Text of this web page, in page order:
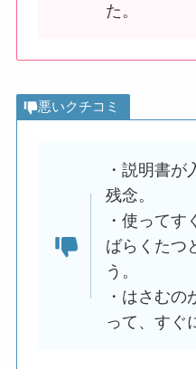
た。
悪いクチコミ
・説明書が
残念。
・使ってす
ばらくたつ
う。
・はさむの
って、すぐ